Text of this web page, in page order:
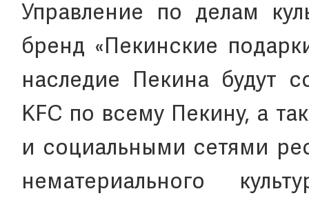
Управление по делам
бренд «Пекинские
наследие Пекина будут
KFC по всему Пекину, а
и социальными сетями
нематериального